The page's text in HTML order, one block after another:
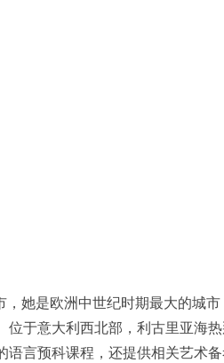
她是欧洲中世纪时期最大的城
于意大利西北部，利古里亚海热
言预科课程，还提供相关艺术